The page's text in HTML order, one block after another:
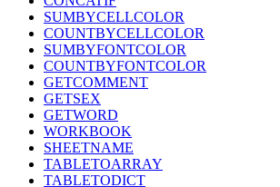
SUMBYCELLCOLOR
COUNTBYCELLCOLOR
SUMBYFONTCOLOR
COUNTBYFONTCOLOR
GETCOMMENT
GETSEX
GETWORD
WORKBOOK
SHEETNAME
TABLETOARRAY
TABLETODICT